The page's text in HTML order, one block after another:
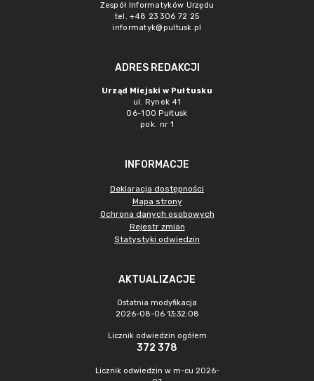
Zespół Informatyków Urzędu
tel. +48 23 306 72 25
informatyk@pultusk.pl
ADRES REDAKCJI
Urząd Miejski w Pułtusku
ul. Rynek 41
06-100 Pułtusk
pok. nr 1
INFORMACJE
Deklaracja dostępności
Mapa strony
Ochrona danych osobowych
Rejestr zmian
Statystyki odwiedzin
AKTUALIZACJE
Ostatnia modyfikacja
2026-08-06 13:32:08
Licznik odwiedzin ogółem
372 378
Licznik odwiedzin w m-cu 2026-